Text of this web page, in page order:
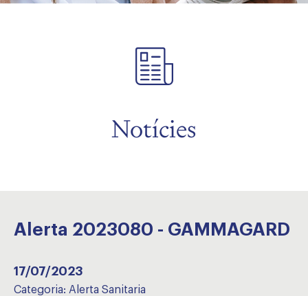
Notícies
Alerta 2023080 - GAMMAGARD
17/07/2023
Categoria: Alerta Sanitaria